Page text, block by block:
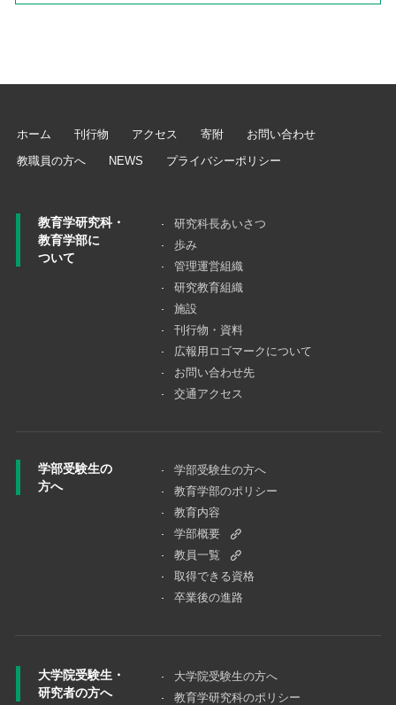
ホーム 刊行物 アクセス 寄附
お問い合わせ
教職員の方へ
NEWS プライバシーポリシー
教育学研究科・
教育学部に
ついて
研究科長あいさつ
歩み
管理運営組織
研究教育組織
施設
刊行物・資料
広報用ロゴマークについて
お問い合わせ先
交通アクセス
学部受験生の
方へ
学部受験生の方へ
教育学部のポリシー
教育内容
学部概要
教員一覧
取得できる資格
卒業後の進路
大学院受験生・
研究者の方へ
大学院受験⽣の⽅へ
教育学研究科のポリシー